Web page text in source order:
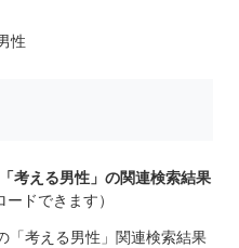
性
考える男性」の関連検索結果
ドできます）
「考える男性」関連検索結果